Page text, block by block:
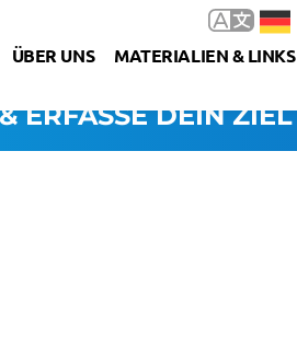
ÜBER UNS MATERIALIEN & LINKS
ERFASSE DEIN ZIEL